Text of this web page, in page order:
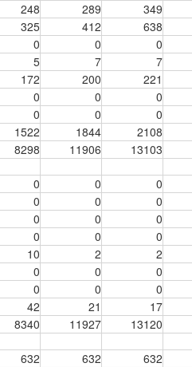
248 289 349
325 412 638
0 0 0
5 7 7
172 200 221
0 0 0
0 0 0
1522 1844 2108
8298 11906 13103
0 0 0
0 0 0
0 0 0
0 0 0
10 2 2
0 0 0
0 0 0
42 21 17
8340 11927 13120
632 632 632